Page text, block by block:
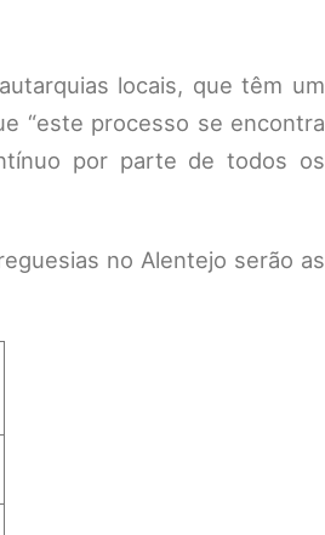
locais, que têm um
“este processo se encontra
por parte de todos os
no Alentejo serão as